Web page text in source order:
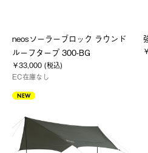
neosソーラーブロック ラウンド
ルーフタープ 300-BG
￥33,000 (税込)
EC在庫なし
NEW